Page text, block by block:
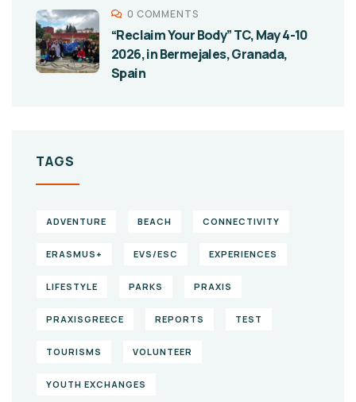
0 COMMENTS
“Reclaim Your Body” TC, May 4-10
2026, in Bermejales, Granada,
Spain
TAGS
ADVENTURE BEACH CONNECTIVITY
ERASMUS+ EVS/ESC EXPERIENCES
LIFESTYLE PARKS PRAXIS
PRAXISGREECE REPORTS TEST
TOURISMS VOLUNTEER
YOUTH EXCHANGES